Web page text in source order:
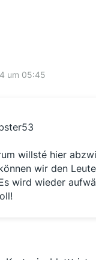
um 05:45
willsté hier
wir den
wird wieder